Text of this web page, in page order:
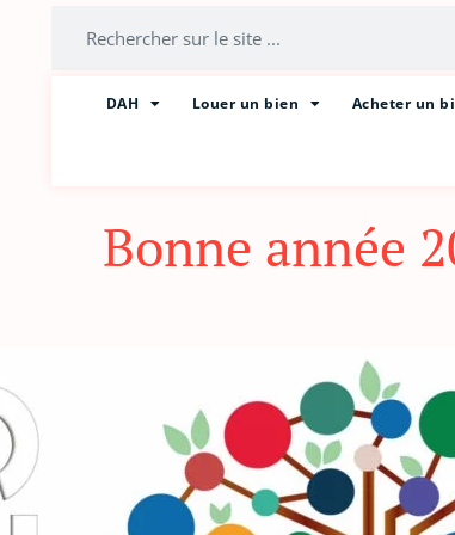
DAH Louer un bien Acheter un
Bonne année